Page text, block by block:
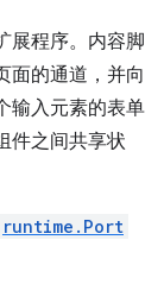
展程序。内容脚
面的通道，并向
输入元素的表单
件之间共享状
runtime.Port